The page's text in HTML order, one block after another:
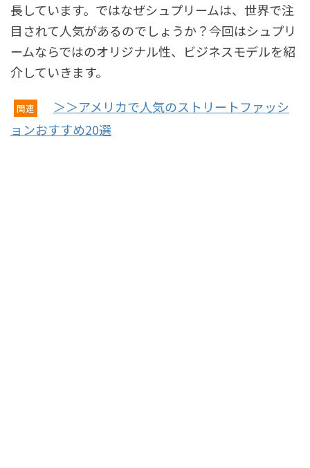
長しています。ではなぜシュプリームは、世界で注
目されて人気があるのでしょうか？今回はシュプリ
ームならではのオリジナル性、ビジネスモデルを紹
介していきます。
関連
＞＞アメリカで人気のストリートファッシ
ョンおすすめ20選